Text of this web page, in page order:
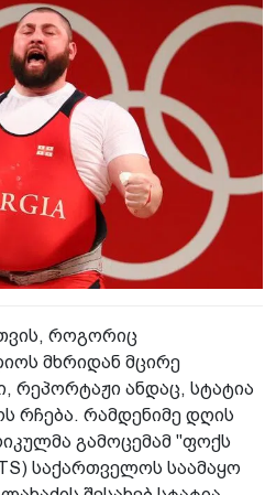
როგორიც
მხრიდან მცირე
რეპორტაჟი ანდაც, სტატია
რჩება. რამდენიმე დღის
გამოცემამ "ფოქს
საქართველოს საამაყო